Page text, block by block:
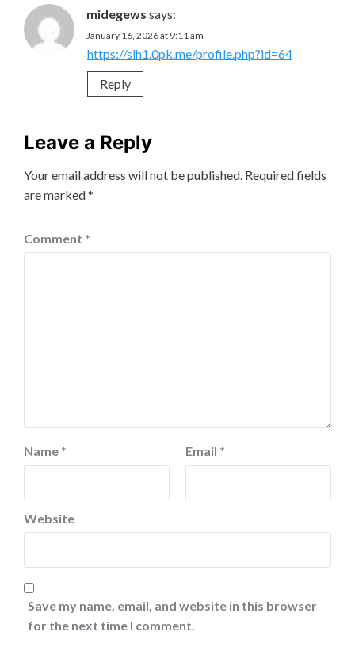
midegews says:
January 16, 2026 at 9:11 am
https://slh1.0pk.me/profile.php?id=64
Reply
Leave a Reply
Your email address will not be published. Required fields
are marked*
Comment *
Name * Email *
Website
Save my name, email, and website in this browser
for the next time I comment.